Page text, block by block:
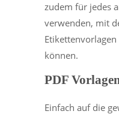
zudem für jedes
verwenden, mit
können.
PDF
Einfach auf die